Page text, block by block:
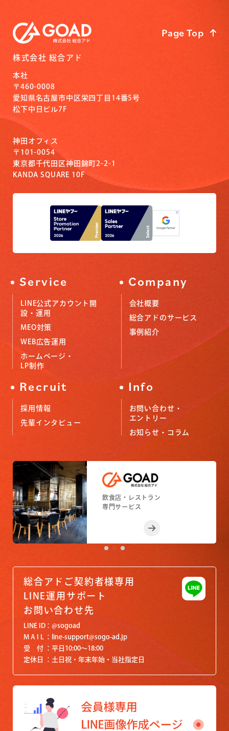
株式会社 総合アド
本社
〒460-0008
愛知県名古屋市中区栄四丁目14番5号
松下中日ビル7F
神田オフィス
〒101-0054
東京都千代田区神田錦町2-2-1
KANDA SQUARE 10F
Page Top
Service
LINE公式アカウント開
設・運用
MEO対策
WEB広告運用
ホームページ・
LP制作
Company
会社概要
総合アドのサービス
事例紹介
Recruit
採用情報
先輩インタビュー
Info
お問い合わせ・
エントリー
お知らせ・コラム
小売店舗
専門サービス
フィットネスジム
専門サービス
飲食店・レストラン
専門サービス
小売店舗
専門サービス
フィットネスジム
専門サービス
総合アドご契約者様専用
LINE運用サポート
お問い合わせ先
LINE ID
@sogoad
M A I L
line-support@sogo-ad.jp
受 付
平日10:00〜18:00
定休日
土日祝・年末年始・当社指定日